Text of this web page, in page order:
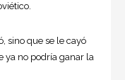
sino que se le cayó
ya no podría ganar la